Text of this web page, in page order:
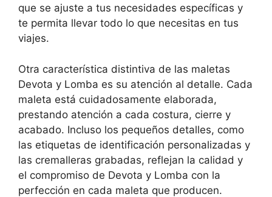
que se ajuste a tus necesidades específicas y
te permita llevar todo lo que necesitas en tus
viajes.
Otra característica distintiva de las maletas
Devota y Lomba es su atención al detalle. Cada
maleta está cuidadosamente elaborada,
prestando atención a cada costura, cierre y
acabado. Incluso los pequeños detalles, como
las etiquetas de identificación personalizadas y
las cremalleras grabadas, reflejan la calidad y
el compromiso de Devota y Lomba con la
perfección en cada maleta que producen.